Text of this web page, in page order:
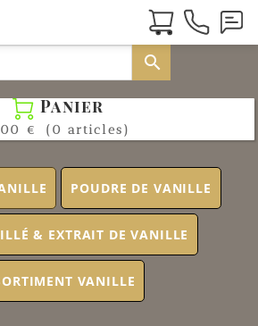
search
 Panier
€ (0 articles)
POUDRE DE VANILLE
& EXTRAIT DE VANILLE
VANILLE